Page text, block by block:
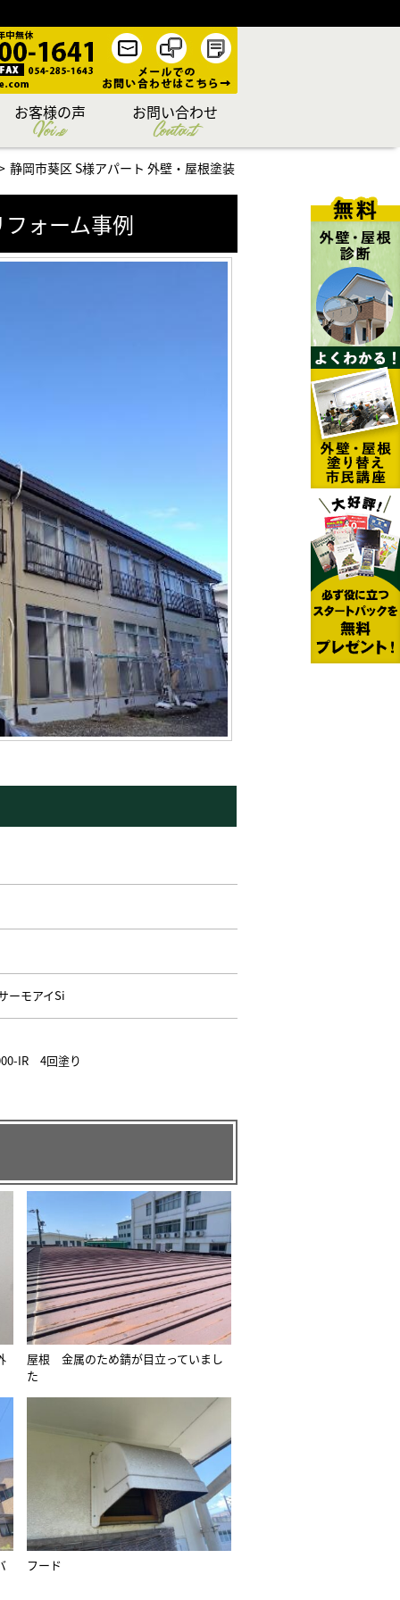
お客様の声
Voice
お問い合わせ
Contact
静岡市葵区 S様アパート 外壁・屋根塗装
ォーム事例
ーモアイSi
IR 4回塗り
屋根 金属のため錆が目立っていまし
た
フード